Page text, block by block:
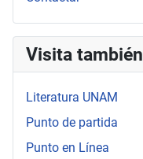
Visita también
Literatura UNAM
Punto de partida
Punto en Línea